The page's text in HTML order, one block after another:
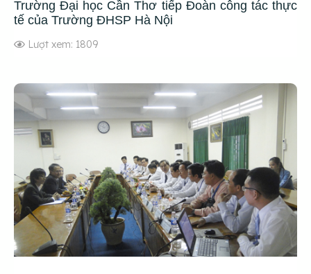
Trường Đại học Cần Thơ tiếp Đoàn công tác thực
tế của Trường ĐHSP Hà Nội
Lượt xem: 1809